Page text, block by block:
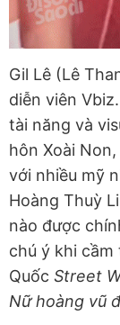
Gil Lê (Lê
diễn viên
tài năng và
hôn Xoài
với nhiều mỹ
Hoàng Thuỳ
nào được
chú ý khi
Quốc Street
Nữ hoàng vũ